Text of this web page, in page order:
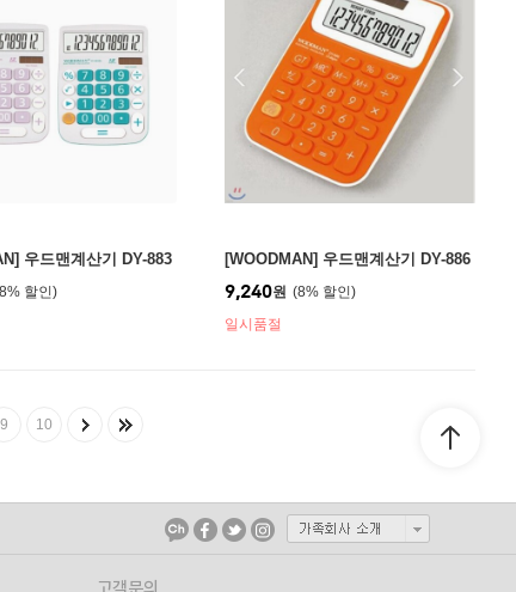
우드맨계산기 DY-883
8%
[WOODMAN] 우드맨계산기 DY-886
8%
9,240원
일시품절
9 10